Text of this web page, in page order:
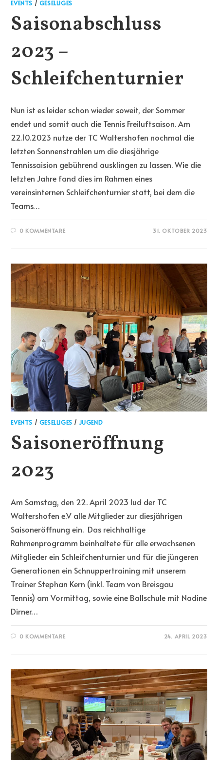
EVENTS / GESELLIGES
Saisonabschluss
2023 –
Schleifchenturnier
Nun ist es leider schon wieder soweit, der Sommer
endet und somit auch die Tennis Freiluftsaison. Am
22.10.2023 nutze der TC Waltershofen nochmal die
letzten Sonnenstrahlen um die diesjährige
Tennissaision gebührend ausklingen zu lassen. Wie die
letzten Jahre fand dies im Rahmen eines
vereinsinternen Schleifchenturnier statt, bei dem die
Teams…
0 KOMMENTARE 31. OKTOBER 2023
EVENTS / GESELLIGES / JUGEND
Saisoneröffnung
2023
Am Samstag, den 22. April 2023 lud der TC
Waltershofen e.V alle Mitglieder zur diesjährigen
Saisoneröffnung ein. Das reichhaltige
Rahmenprogramm beinhaltete für alle erwachsenen
Mitglieder ein Schleifchenturnier und für die jüngeren
Generationen ein Schnuppertraining mit unserem
Trainer Stephan Kern (inkl. Team von Breisgau
Tennis) am Vormittag, sowie eine Ballschule mit Nadine
Dirner…
0 KOMMENTARE 24. APRIL 2023